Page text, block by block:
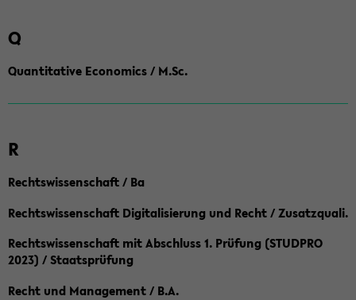
Q
Quantitative Economics / M.Sc.
R
Rechtswissenschaft / Ba
Rechtswissenschaft Digitalisierung und Recht / Zusatzquali.
Rechtswissenschaft mit Abschluss 1. Prüfung (STUDPRO
2023) / Staatsprüfung
Recht und Management / B.A.